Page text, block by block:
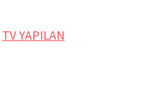
TV YAPILAN